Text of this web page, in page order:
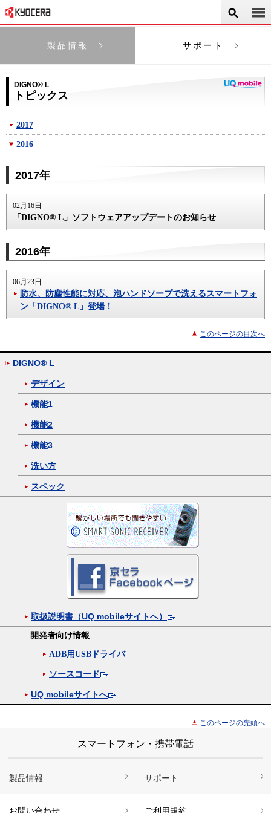
製品情報 サポート
DIGNO® L
トピックス
2017
2016
2017年
02月16日
「DIGNO® L」ソフトウェアアップデートのお知らせ
2016年
06月23日
防水、防塵性能に対応、泡ハンドソープで洗えるスマートフォ
ン「DIGNO® L」登場！
このページの目次へ
DIGNO® L
デザイン
機能1
機能2
機能3
洗い方
スペック
取扱説明書（UQ mobileサイトへ）
開発者向け情報
ADB用USBドライバ
ソースコード
UQ mobileサイトへ
このページの先頭へ
スマートフォン・携帯電話
製品情報 サポート
お問い合わせ ご利用規約